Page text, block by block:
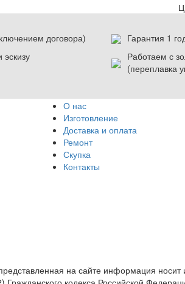
договора) Гарантия 1
Работаем с
(переплавка
О нас
Изготовление
Доставка и оплата
Ремонт
Скупка
Контакты
на сайте информация